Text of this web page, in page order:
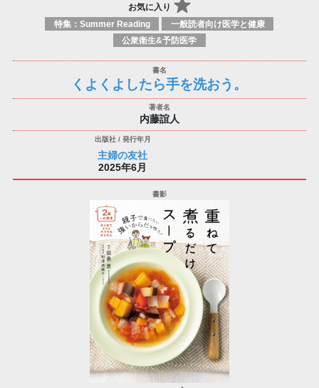
お気に入り
特集：Summer Reading
一般読者向け医学と健康
公衆衛生&予防医学
くよくよしたら手を洗おう。
内藤誼人
主婦の友社
2025年6月